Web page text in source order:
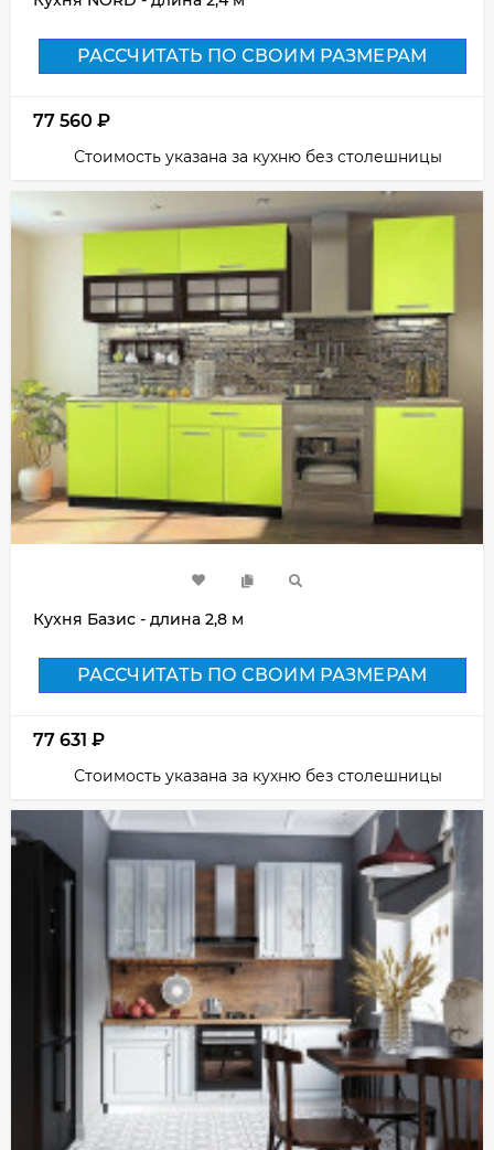
РАССЧИТАТЬ ПО СВОИМ РАЗМЕРАМ
77 560 ₽
Стоимость указана за кухню без столешницы
Кухня Базис - длина 2,8 м
РАССЧИТАТЬ ПО СВОИМ РАЗМЕРАМ
77 631 ₽
Стоимость указана за кухню без столешницы